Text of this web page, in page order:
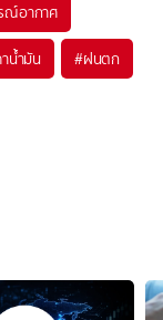
ณ์อากาศ
น้ำมัน #ฝนตก